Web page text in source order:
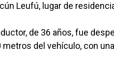
Leufú, lugar de
de 36 años, fue
del vehículo, con